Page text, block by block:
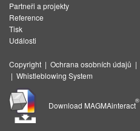
Partneři a projekty
Reference
Tisk
Události
Copyright | Ochrana osobních údajů |
| Whistleblowing System
Download MAGMAinteract
®